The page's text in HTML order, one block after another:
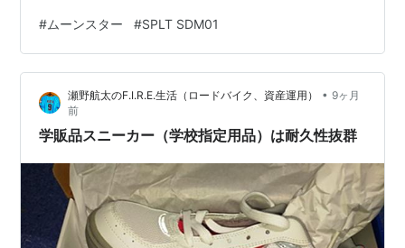
は外に逃がしてくれることで、快適に履くことができま
す。靴内への水の侵入についてですが、この靴は防水設
計がされていて、4cmで4時間の浸漬状態での防水性を備
えた防水機能が備わっております。 また、ミッドソール
は反発弾性力に優れたEVAが使われ、アウトソールにはす
り減…
#ムーンスター #SPLT SDM01
瀬野航太のF.I.R.E.生活（ロードバイク、資産運用） • 9ヶ月
前
学販品スニーカー（学校指定用品）は耐久性抜群